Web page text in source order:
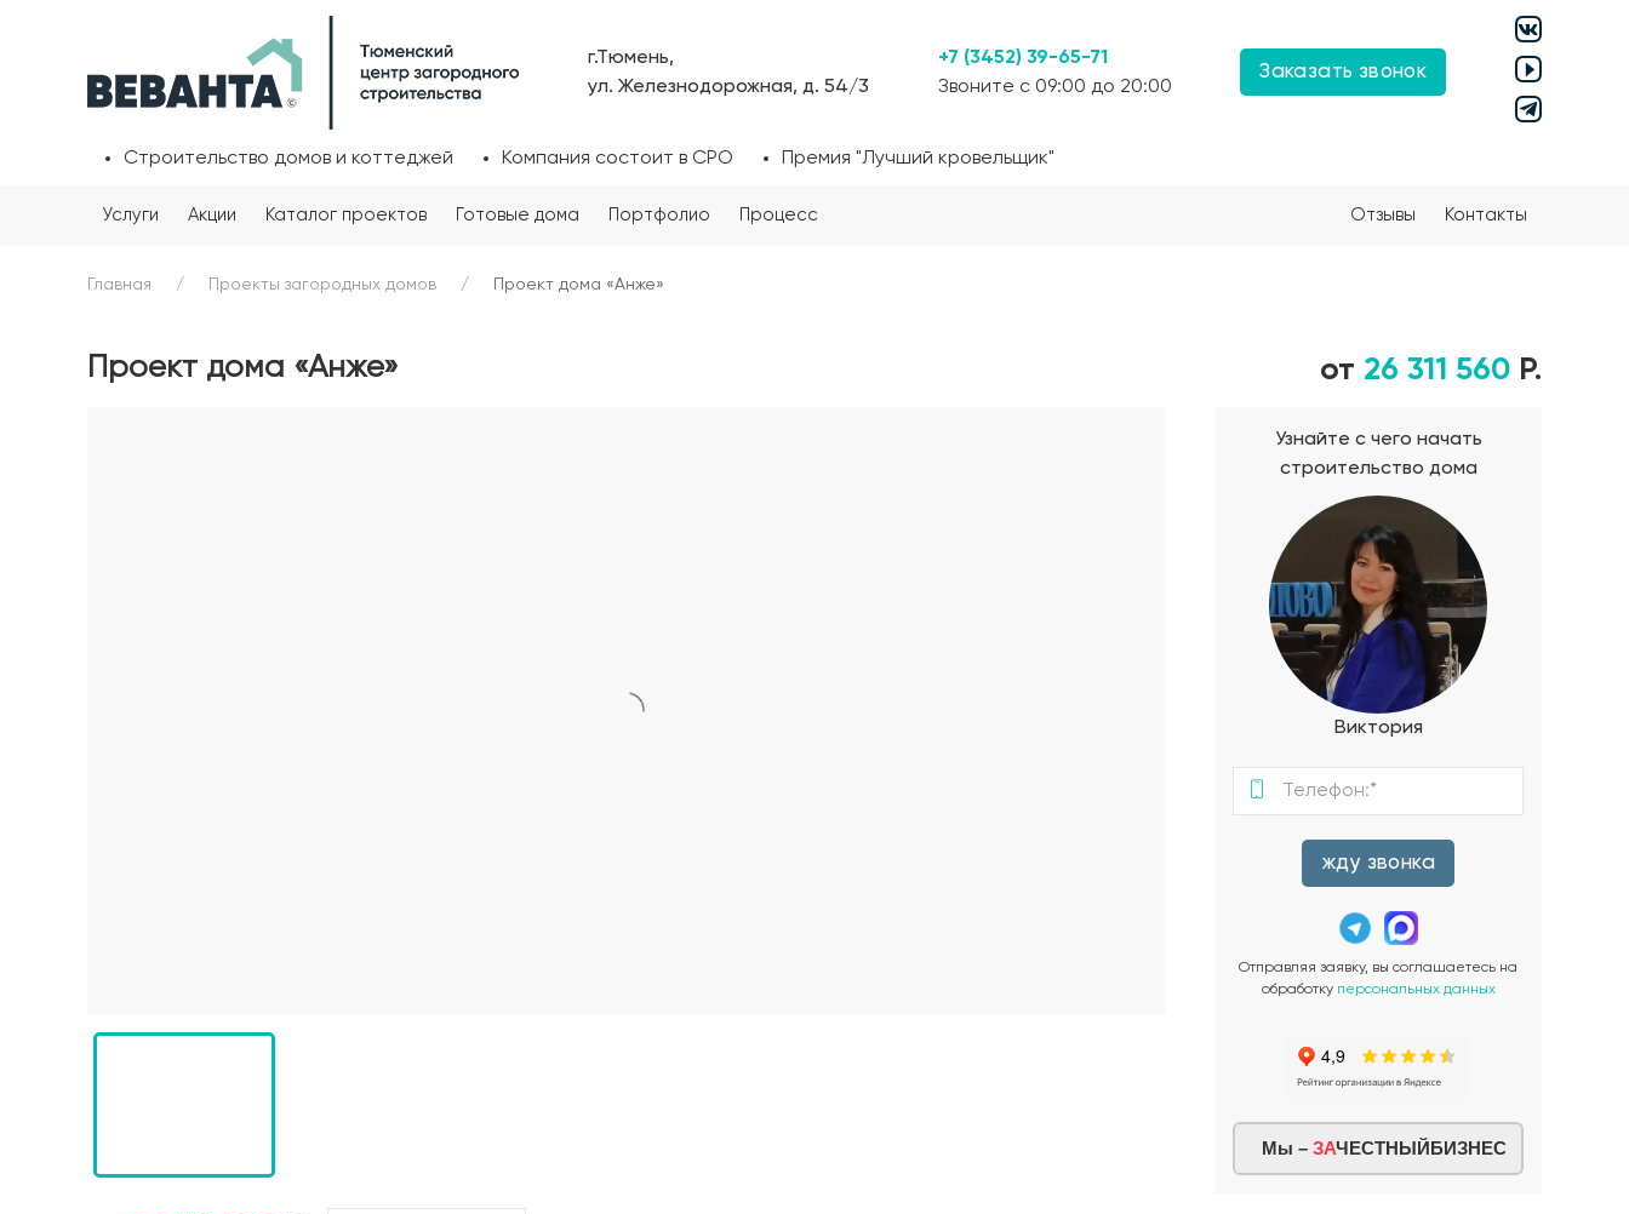
г.Тюмень,
ул. Железнодорожная, д. 54/3
+7 (3452) 39-65-71
Звоните с 09:00 до 20:00
Заказать звонок
Строительство домов и коттеджей Компания состоит в СРО Премия "Лучший кровельщик"
Услуги Акции Каталог проектов Готовые дома Портфолио Процесс Отзывы Контакты
Главная Проекты загородных домов Проект дома «Анже»
Проект дома «Анже» от 26 311 560 Р.
Узнайте с чего начать
строительство дома
Виктория
жду звонка
Отправляя заявку, вы соглашаетесь на
обработку персональных данных
Мы – ЗАЧЕСТНЫЙБИЗНЕС